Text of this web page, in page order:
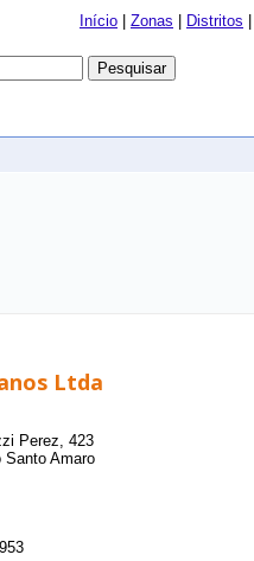
Início Zonas Distritos
Ltda
Perez, 423
Santo Amaro